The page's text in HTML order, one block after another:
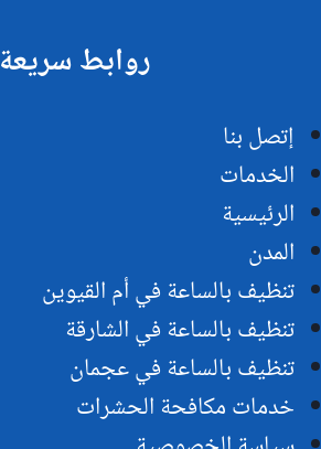
روابط سريعة
إتصل بنا
الخدمات
الرئيسية
المدن
تنظيف بالساعة في أم القيوين
تنظيف بالساعة في الشارقة
تنظيف بالساعة في عجمان
خدمات مكافحة الحشرات